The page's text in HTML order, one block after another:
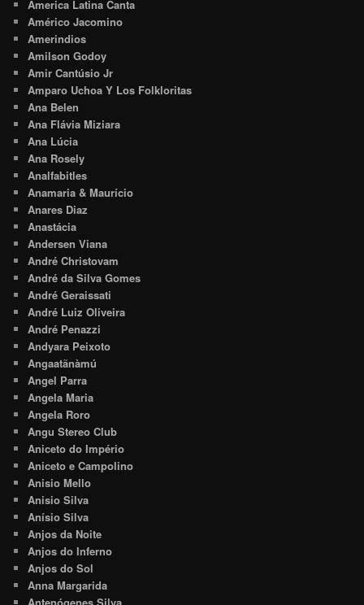
America Latina Canta
Américo Jacomino
Amerindios
Amilson Godoy
Amir Cantúsio Jr
Amparo Uchoa Y Los Folkloritas
Ana Belen
Ana Flávia Miziara
Ana Lúcia
Ana Rosely
Analfabitles
Anamaria & Maurício
Anares Diaz
Anastácia
Andersen Viana
André Christovam
André da Silva Gomes
André Geraissati
André Luiz Oliveira
André Penazzi
Andyara Peixoto
Angaatãnàmú
Angel Parra
Angela Maria
Angela Roro
Angu Stereo Club
Aniceto do Império
Aniceto e Campolino
Anisio Mello
Anisio Silva
Anísio Silva
Anjos da Noite
Anjos do Inferno
Anjos do Sol
Anna Margarida
Antenógenes Silva